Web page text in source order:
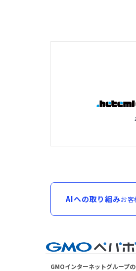
AIへの取り組みお
GMOインターネットグループ